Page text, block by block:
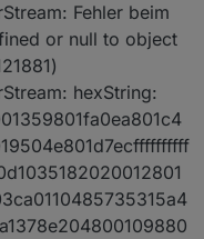
Fehler beim
or null to object
hexString: